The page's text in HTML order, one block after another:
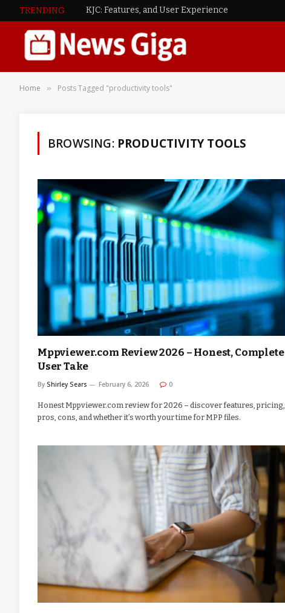
TRENDING KJC: Features, and User Experience
Home » Posts Tagged "productivity tools"
BROWSING: PRODUCTIVITY TOOLS
Mppviewer.com Review 2026 – Honest, Complete
User Take
By Shirley Sears February 6, 2026 0
Honest Mppviewer.com review for 2026 – discover features, pricing,
pros, cons, and whether it’s worth your time for MPP files.